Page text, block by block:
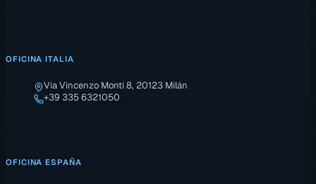
OFICINA ITALIA
Via Vincenzo Monti 8, 20123 Milán
+39 335 6321050
OFICINA ESPAÑA